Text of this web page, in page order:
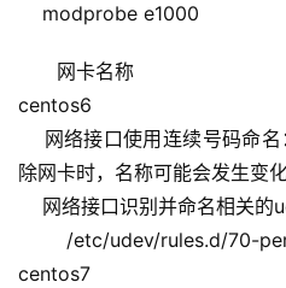
modprobe e1000
网卡名称
centos6
网络接口使用连续号码命名
除网卡时，名称可能会发生变化
网络接口识别并命名相关的
/etc/udev/rules.d/70-
centos7